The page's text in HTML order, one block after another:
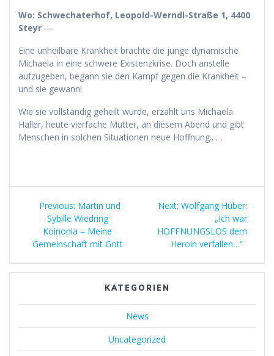
Wo: Schwechaterhof, Leopold-Werndl-Straße 1, 4400
Steyr —
Eine unheilbare Krankheit brachte die junge dynamische
Michaela in eine schwere Existenzkrise. Doch anstelle
aufzugeben, begann sie den Kampf gegen die Krankheit –
und sie gewann!
Wie sie vollständig geheilt wurde, erzählt uns Michaela
Haller, heute vierfache Mutter, an diesem Abend und gibt
Menschen in solchen Situationen neue Hoffnung.. . .
Beitragsnavigation
Previous: Previous
post:
Martin und
Sybille Wiedring
Koinonia – Meine
Gemeinschaft mit Gott
Next: Next
Wolfgang Huber:
„Ich war
HOFFNUNGSLOS dem
Heroin verfallen…“
KATEGORIEN
News
Uncategorized